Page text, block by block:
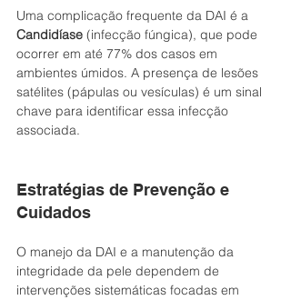
Uma complicação frequente da DAI é a
Candidíase (infecção fúngica), que pode
ocorrer em até 77% dos casos em
ambientes úmidos. A presença de lesões
satélites (pápulas ou vesículas) é um sinal
chave para identificar essa infecção
associada.
Estratégias de Prevenção e
Cuidados
O manejo da DAI e a manutenção da
integridade da pele dependem de
intervenções sistemáticas focadas em